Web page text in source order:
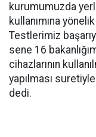
kurumumuzda
kullanımına
Testlerimiz
sene 16
cihazlarının
yapılması
dedi.